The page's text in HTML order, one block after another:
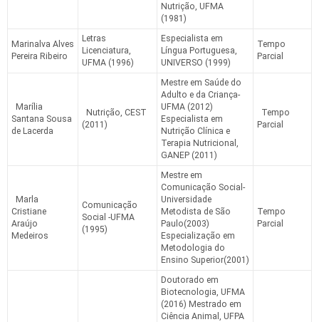
Nutrição, UFMA
(1981)
Marinalva Alves
Pereira Ribeiro
Letras
Licenciatura,
UFMA (1996)
Especialista em
Língua Portuguesa,
UNIVERSO (1999)
Tempo
Parcial
Marília
Santana Sousa
de Lacerda
Nutrição, CEST
(2011)
Mestre em Saúde do
Adulto e da Criança-
UFMA (2012)
Especialista em
Nutrição Clínica e
Terapia Nutricional,
GANEP (2011)
Tempo
Parcial
Marla
Cristiane
Araújo
Medeiros
Comunicação
Social -UFMA
(1995)
Mestre em
Comunicação Social-
Universidade
Metodista de São
Paulo(2003)
Especialização em
Metodologia do
Ensino Superior(2001)
Tempo
Parcial
Doutorado em
Biotecnologia, UFMA
(2016) Mestrado em
Ciência Animal, UFPA